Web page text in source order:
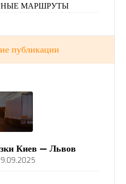
МАРШРУТЫ
публикации
Киев — Львов